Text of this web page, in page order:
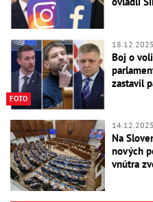
FOTO
Boj o
zastavil
Na
nových
vnútra